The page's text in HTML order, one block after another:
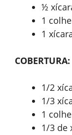
½
1
1
COBERTURA:
1/2
1/3
1
1/3 de